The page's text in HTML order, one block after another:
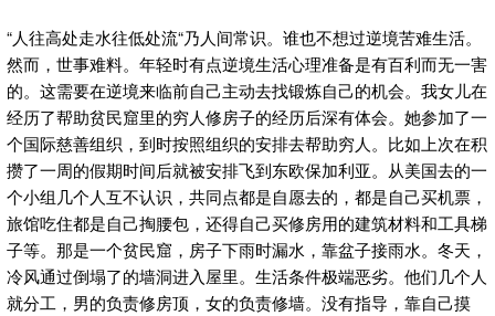
“人往高处走水往低处流“乃人间常识。谁也不想过逆境苦难生活。
然而，世事难料。年轻时有点逆境生活心理准备是有百利而无一害
的。这需要在逆境来临前自己主动去找锻炼自己的机会。我女儿在
经历了帮助贫民窟里的穷人修房子的经历后深有体会。她参加了一
个国际慈善组织，到时按照组织的安排去帮助穷人。比如上次在积
攒了一周的假期时间后就被安排飞到东欧保加利亚。从美国去的一
个小组几个人互不认识，共同点都是自愿去的，都是自己买机票，
旅馆吃住都是自己掏腰包，还得自己买修房用的建筑材料和工具梯
子等。那是一个贫民窟，房子下雨时漏水，靠盆子接雨水。冬天，
冷风通过倒塌了的墙洞进入屋里。生活条件极端恶劣。他们几个人
就分工，男的负责修房顶，女的负责修墙。没有指导，靠自己摸